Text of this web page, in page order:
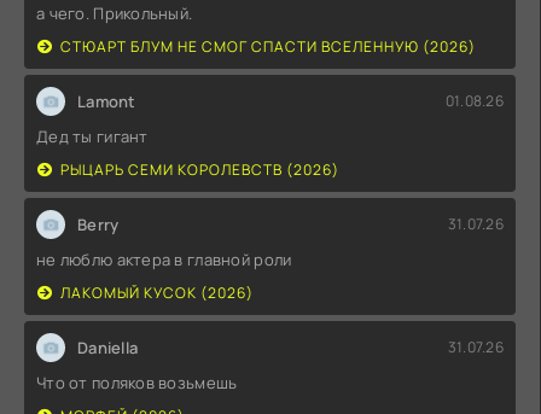
а чего. Прикольный.
СТЮАРТ БЛУМ НЕ СМОГ СПАСТИ ВСЕЛЕННУЮ (2026)
Lamont 01.08.26
Дед ты гигант
РЫЦАРЬ СЕМИ КОРОЛЕВСТВ (2026)
Berry 31.07.26
не люблю актера в главной роли
ЛАКОМЫЙ КУСОК (2026)
Daniella 31.07.26
Что от поляков возьмешь